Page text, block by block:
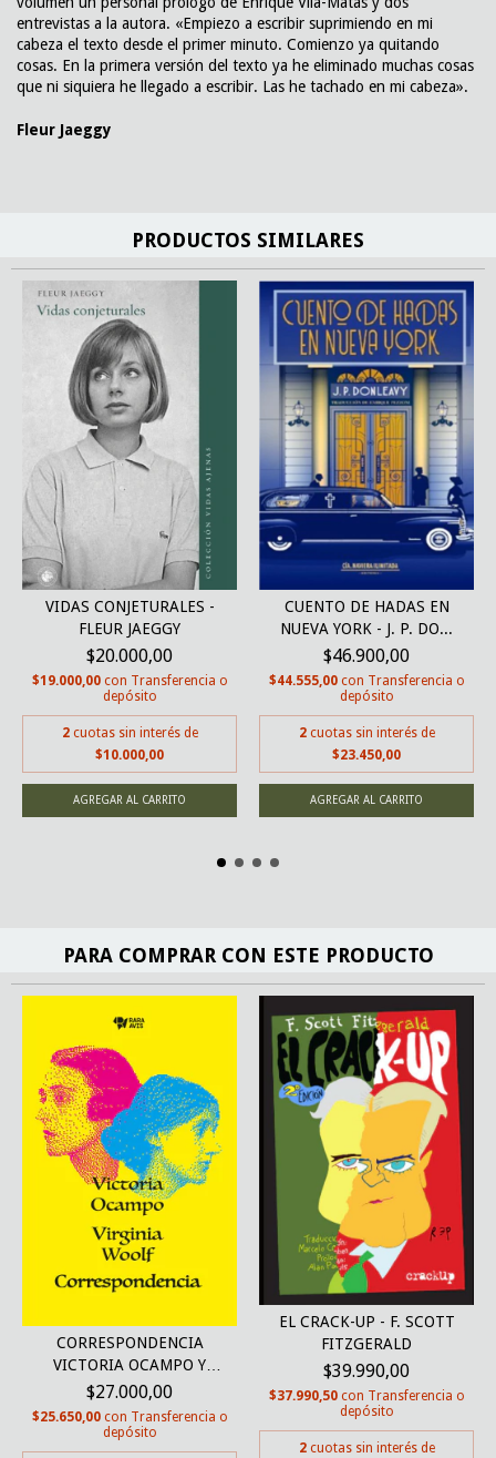
entrevistas a la autora. «Empiezo a escribir suprimiendo en mi
cabeza el texto desde el primer minuto. Comienzo ya quitando
cosas. En la primera versión del texto ya he eliminado muchas cosas
que ni siquiera he llegado a escribir. Las he tachado en mi cabeza».
Fleur Jaeggy
PRODUCTOS SIMILARES
VIDAS CONJETURALES -
FLEUR JAEGGY
$20.000,00
$19.000,00 con Transferencia o
depósito
2 cuotas sin interés de
$10.000,00
CUENTO DE HADAS EN
NUEVA YORK - J. P. DO...
$46.900,00
$44.555,00 con Transferencia o
depósito
2 cuotas sin interés de
$23.450,00
PARA COMPRAR CON ESTE PRODUCTO
CORRESPONDENCIA
VICTORIA OCAMPO Y
VIRGIN...
$27.000,00
$25.650,00 con Transferencia o
depósito
EL CRACK-UP - F. SCOTT
FITZGERALD
$39.990,00
$37.990,50 con Transferencia o
depósito
2 cuotas sin interés de